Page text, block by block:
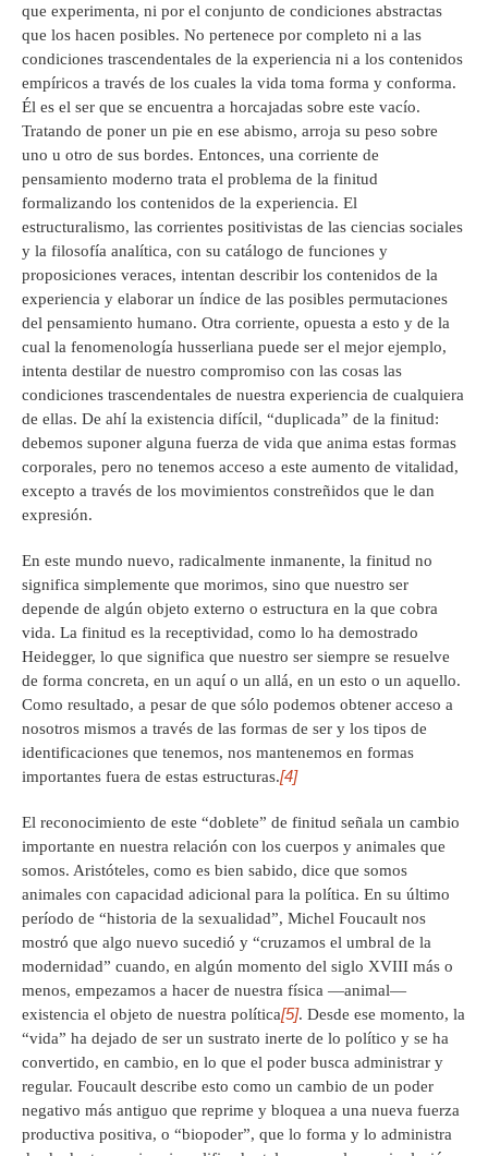
que experimenta, ni por el conjunto de condiciones abstractas
que los hacen posibles. No pertenece por completo ni a las
condiciones trascendentales de la experiencia ni a los contenidos
empíricos a través de los cuales la vida toma forma y conforma.
Él es el ser que se encuentra a horcajadas sobre este vacío.
Tratando de poner un pie en ese abismo, arroja su peso sobre
uno u otro de sus bordes. Entonces, una corriente de
pensamiento moderno trata el problema de la finitud
formalizando los contenidos de la experiencia. El
estructuralismo, las corrientes positivistas de las ciencias sociales
y la filosofía analítica, con su catálogo de funciones y
proposiciones veraces, intentan describir los contenidos de la
experiencia y elaborar un índice de las posibles permutaciones
del pensamiento humano. Otra corriente, opuesta a esto y de la
cual la fenomenología husserliana puede ser el mejor ejemplo,
intenta destilar de nuestro compromiso con las cosas las
condiciones trascendentales de nuestra experiencia de cualquiera
de ellas. De ahí la existencia difícil, “duplicada” de la finitud:
debemos suponer alguna fuerza de vida que anima estas formas
corporales, pero no tenemos acceso a este aumento de vitalidad,
excepto a través de los movimientos constreñidos que le dan
expresión.
En este mundo nuevo, radicalmente inmanente, la finitud no
significa simplemente que morimos, sino que nuestro ser
depende de algún objeto externo o estructura en la que cobra
vida. La finitud es la receptividad, como lo ha demostrado
Heidegger, lo que significa que nuestro ser siempre se resuelve
de forma concreta, en un aquí o un allá, en un esto o un aquello.
Como resultado, a pesar de que sólo podemos obtener acceso a
nosotros mismos a través de las formas de ser y los tipos de
identificaciones que tenemos, nos mantenemos en formas
importantes fuera de estas estructuras.[4]
El reconocimiento de este “doblete” de finitud señala un cambio
importante en nuestra relación con los cuerpos y animales que
somos. Aristóteles, como es bien sabido, dice que somos
animales con capacidad adicional para la política. En su último
período de “historia de la sexualidad”, Michel Foucault nos
mostró que algo nuevo sucedió y “cruzamos el umbral de la
modernidad” cuando, en algún momento del siglo XVIII más o
menos, empezamos a hacer de nuestra física —animal—
existencia el objeto de nuestra política[5]. Desde ese momento, la
“vida” ha dejado de ser un sustrato inerte de lo político y se ha
convertido, en cambio, en lo que el poder busca administrar y
regular. Foucault describe esto como un cambio de un poder
negativo más antiguo que reprime y bloquea a una nueva fuerza
productiva positiva, o “biopoder”, que lo forma y lo administra